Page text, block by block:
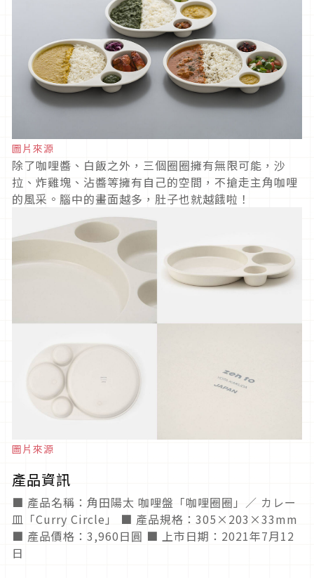
圖片來源
除了咖哩醬、白飯之外，三個圈圈擁有無限可能，沙
拉、炸雞塊、沾醬等擁有自己的空間，不搶走主角咖哩
的風采。腦中的畫面越多，肚子也就越餓啦！
圖片來源
產品資訊
■ 產品名稱：角田陽太 咖哩盤「咖哩圈圈」／ カレー
皿「Curry Circle」 ■ 產品規格：305×203×33mm
■ 產品價格：3,960日圓 ■ 上市日期：2021年7月12
日